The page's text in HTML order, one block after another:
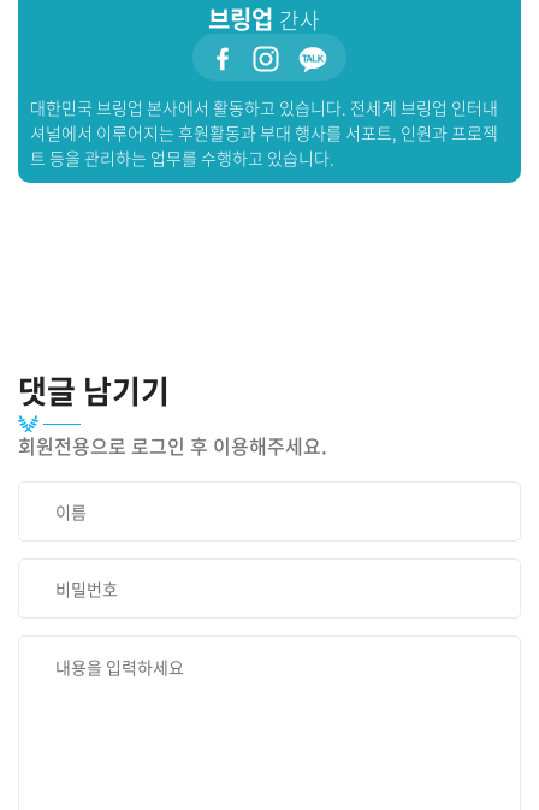
브링업 간사
대한민국 브링업 본사에서 활동하고 있습니다. 전세계 브링업 인터내
셔널에서 이루어지는 후원활동과 부대 행사를 서포트, 인원과 프로젝
트 등을 관리하는 업무를 수행하고 있습니다.
댓글 남기기
회원전용으로 로그인 후 이용해주세요.